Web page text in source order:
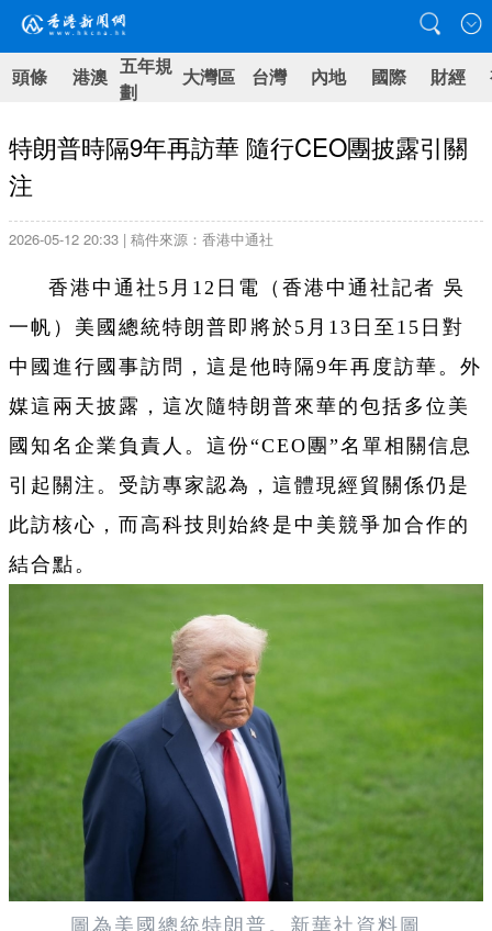
頭條 港澳 五年規
劃
大灣區 台灣 內地 國際 財經
特朗普時隔9年再訪華 隨行CEO團披露引關
注
2026-05-12 20:33 | 稿件來源：香港中通社
香港中通社5月12日電（香港中通社記者 吳
一帆）美國總統特朗普即將於5月13日至15日對
中國進行國事訪問，這是他時隔9年再度訪華。外
媒這兩天披露，這次隨特朗普來華的包括多位美
國知名企業負責人。這份“CEO團”名單相關信息
引起關注。受訪專家認為，這體現經貿關係仍是
此訪核心，而高科技則始終是中美競爭加合作的
結合點。
圖為 美國總統特朗普。 新華社資料圖